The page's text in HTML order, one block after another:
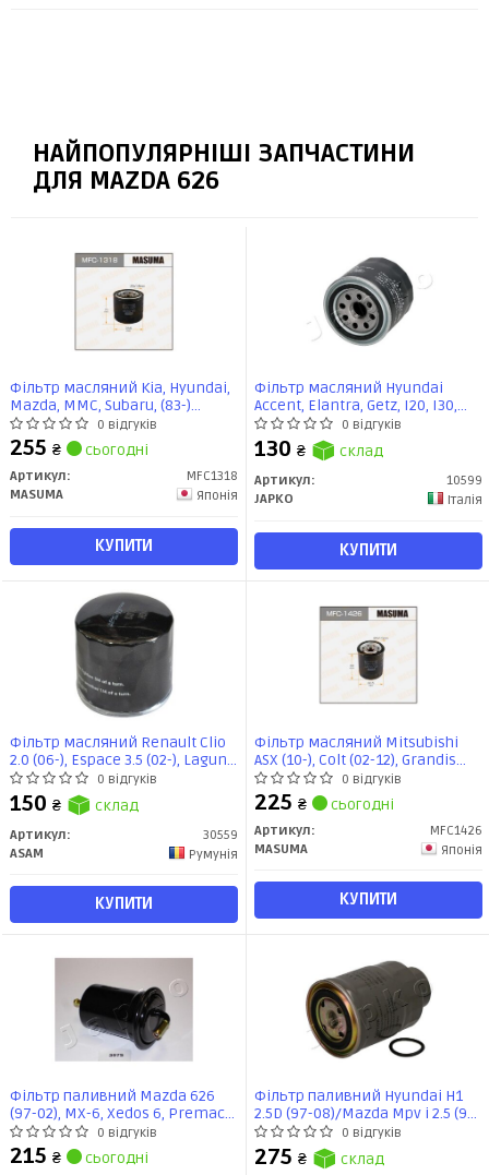
НАЙПОПУЛЯРНІШІ ЗАПЧАСТИНИ
ДЛЯ MAZDA 626
Фільтр масляний Kia, Hyundai,
Mazda, MMC, Subaru, (83-)
D=78.5mm, H=76mm, M20x1.5
(MFC-1318) MASUMA
0 відгуків
255 ₴ сьогодні
Артикул:
MFC1318
MASUMA
Японія
КУПИТИ
Фільтр масляний Hyundai
Accent, Elantra, Getz, I20, I30,
IX35, Tucson, Santa Fe/Kia Rio,
Сeed (10599) JAPKO
0 відгуків
130 ₴ склад
Артикул:
10599
JAPKO
Італія
КУПИТИ
Фільтр масляний Renault Clio
2.0 (06-), Espace 3.5 (02-), Laguna
2.0, 3.5 (07-) (30559) Asam
0 відгуків
150 ₴ склад
Артикул:
30559
ASAM
Румунія
КУПИТИ
Фільтр масляний Mitsubishi
ASX (10-), Colt (02-12), Grandis
(03-10), Lancer (00-07),
Outlander (05-) (MFC-1426)
MASUMA
0 відгуків
225 ₴ сьогодні
Артикул:
MFC1426
MASUMA
Японія
КУПИТИ
Фільтр паливний Mazda 626
(97-02), MX-6, Xedos 6, Premacy
(92-) бензин (30397) JAPKO
0 відгуків
215 ₴ сьогодні
Фільтр паливний Hyundai H1
2.5D (97-08)/Mazda Mpv i 2.5 (96-
99) (30502) JAPKO0 відгуків
275 ₴ склад